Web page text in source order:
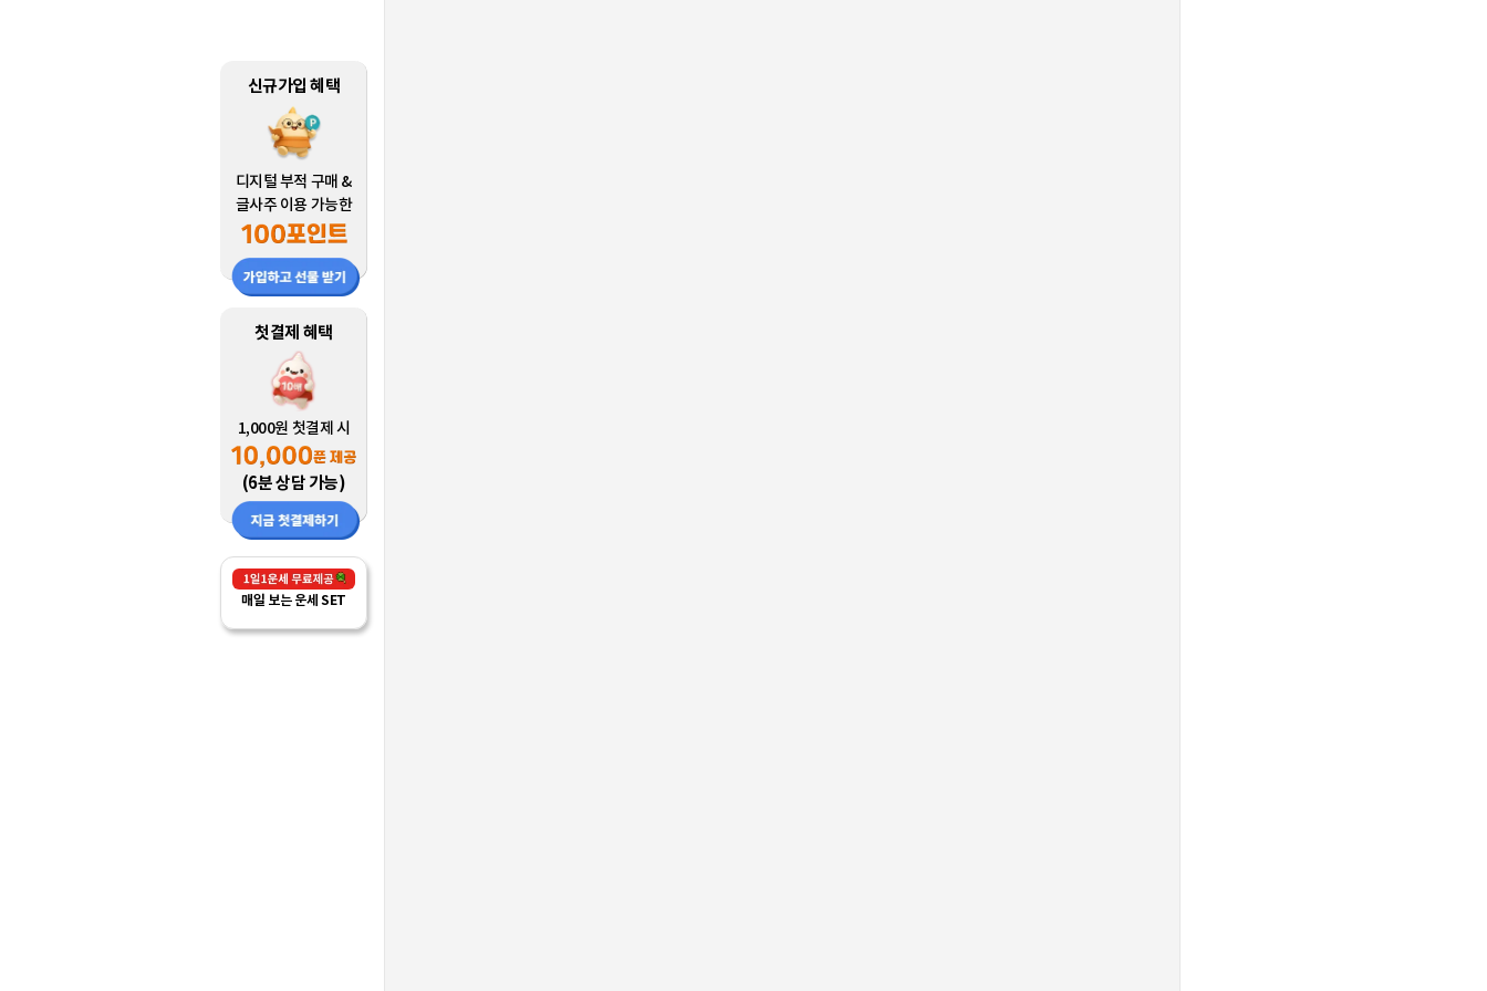
신규가입 혜택
디지털 부적 구매 &
글사주 이용 가능한
첫결제 혜택
1,000원 첫결제 시
(6분 상담 가능)
매일 보는 운세 SET